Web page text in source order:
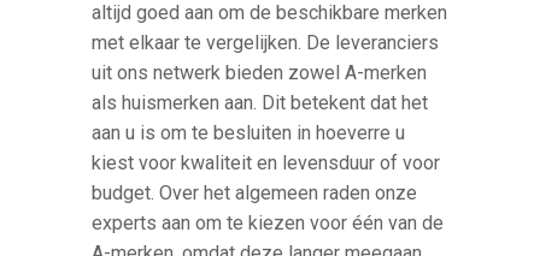
altijd goed aan om de beschikbare merken
met elkaar te vergelijken. De leveranciers
uit ons netwerk bieden zowel A-merken
als huismerken aan. Dit betekent dat het
aan u is om te besluiten in hoeverre u
kiest voor kwaliteit en levensduur of voor
budget. Over het algemeen raden onze
experts aan om te kiezen voor één van de